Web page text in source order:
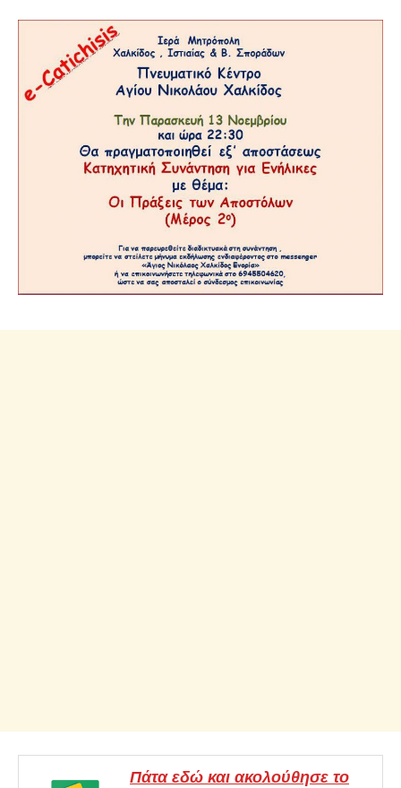
Πάτα εδώ και ακολούθησε το